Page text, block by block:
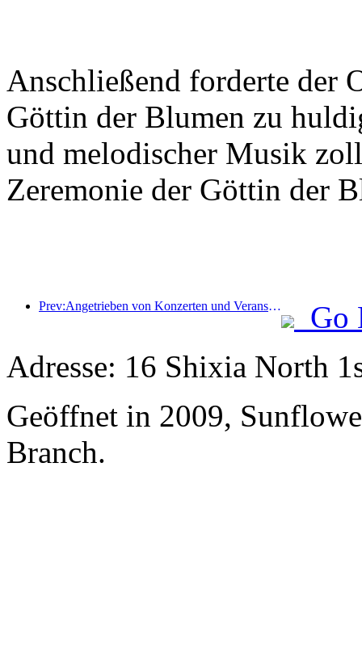
Anschließend forderte der
Göttin der Blumen zu
und melodischer Musik
Zeremonie der Göttin der
Prev:Angetrieben von Konzerten und Veranstaltungen wird erwartet, dass die Hotelleistung in Hangzhou im März weiter steigt
Go
Adresse: 16 Shixia North
Geöffnet in 2009,
Branch.